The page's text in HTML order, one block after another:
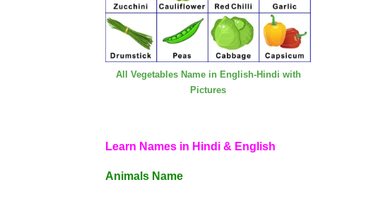
All Vegetables Name in English-Hindi with
Pictures
Learn Names in Hindi & English
Animals Name